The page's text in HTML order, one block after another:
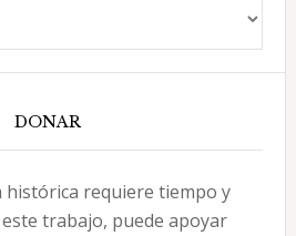
DONAR
histórica requiere tiempo y
trabajo, puede apoyar